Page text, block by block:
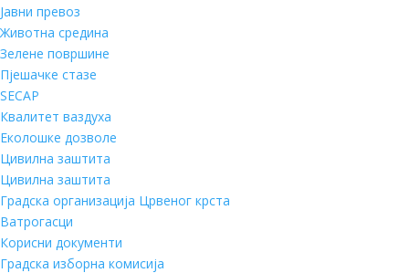
Јавни превоз
Животна средина
Зелене површине
Пјешачке стазе
SECAP
Квалитет ваздуха
Еколошке дозволе
Цивилна заштита
Цивилна заштита
Градска организација Црвеног крста
Ватрогасци
Корисни документи
Градска изборна комисија